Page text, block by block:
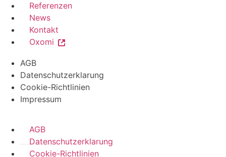
Referenzen
News
Kontakt
Oxomi
AGB
Datenschutzerklarung
Cookie-Richtlinien
Impressum
AGB
Datenschutzerklarung
Cookie-Richtlinien